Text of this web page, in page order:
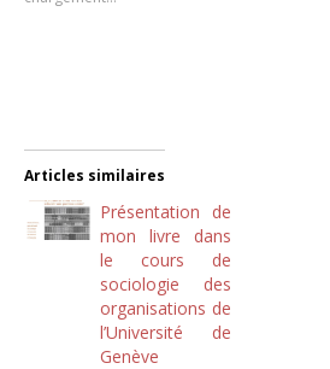
Articles similaires
Présentation de
mon livre dans
le cours de
sociologie des
organisations de
l’Université de
Genève